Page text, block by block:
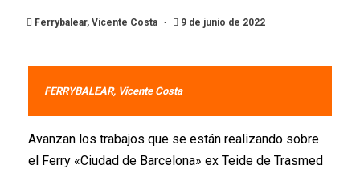
Ferrybalear, Vicente Costa 9 de junio de 2022
FERRYBALEAR, Vicente Costa
Avanzan los trabajos que se están realizando sobre
el Ferry «Ciudad de Barcelona» ex Teide de Trasmed